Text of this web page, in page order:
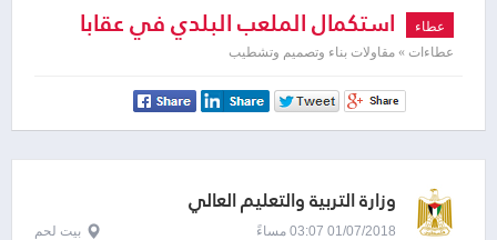
عطاء استكمال الملعب البلدي في عقابا
-طوباس
عطاءات » مقاولات بناء وتصميم وتشطيب
وزارة التربية والتعليم العالي
01/07/2018 03:07 مساءً بيت لحم